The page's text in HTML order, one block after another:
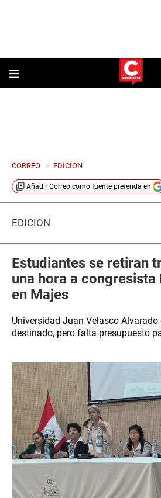
CORREO > EDICION
Añadir Correo como fuente preferida en
EDICIÓN
Estudiantes se retiran
una hora a
en Majes
Universidad Juan Velasco
destinado, pero falta presupuesto